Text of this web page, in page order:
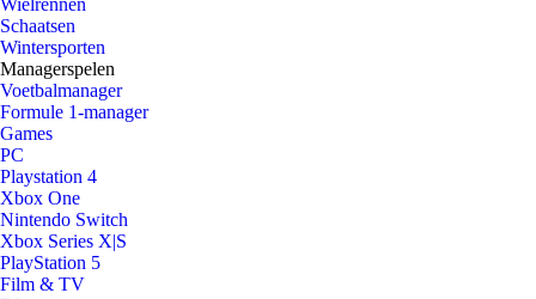
Wielrennen
Schaatsen
Wintersporten
Managerspelen
Voetbalmanager
Formule 1-manager
Games
PC
Playstation 4
Xbox One
Nintendo Switch
Xbox Series X|S
PlayStation 5
Film & TV